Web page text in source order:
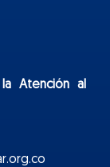
Atención al